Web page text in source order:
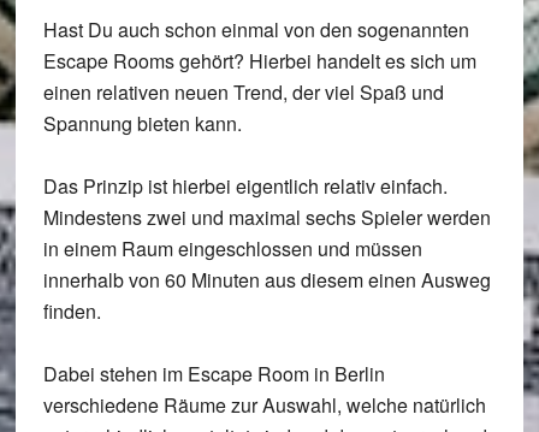
Hast Du auch schon einmal von den sogenannten
Escape Rooms gehört? Hierbei handelt es sich um
einen relativen neuen Trend, der viel Spaß und
Spannung bieten kann.
Das Prinzip ist hierbei eigentlich relativ einfach.
Mindestens zwei und maximal sechs Spieler werden
in einem Raum eingeschlossen und müssen
innerhalb von 60 Minuten aus diesem einen Ausweg
finden.
Dabei stehen im Escape Room in Berlin
verschiedene Räume zur Auswahl, welche natürlich